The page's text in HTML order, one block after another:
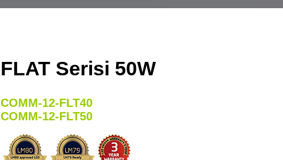
FLAT Serisi 50W
COMM-12-FLT40
COMM-12-FLT50